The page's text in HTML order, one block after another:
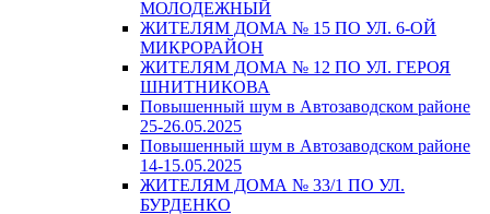
МОЛОДЕЖНЫЙ
ЖИТЕЛЯМ ДОМА № 15 ПО УЛ. 6-ОЙ
МИКРОРАЙОН
ЖИТЕЛЯМ ДОМА № 12 ПО УЛ. ГЕРОЯ
ШНИТНИКОВА
Повышенный шум в Автозаводском районе
25-26.05.2025
Повышенный шум в Автозаводском районе
14-15.05.2025
ЖИТЕЛЯМ ДОМА № 33/1 ПО УЛ.
БУРДЕНКО